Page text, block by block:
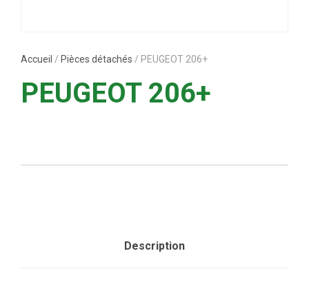
Accueil / Pièces détachés / PEUGEOT 206+
PEUGEOT 206+
Description